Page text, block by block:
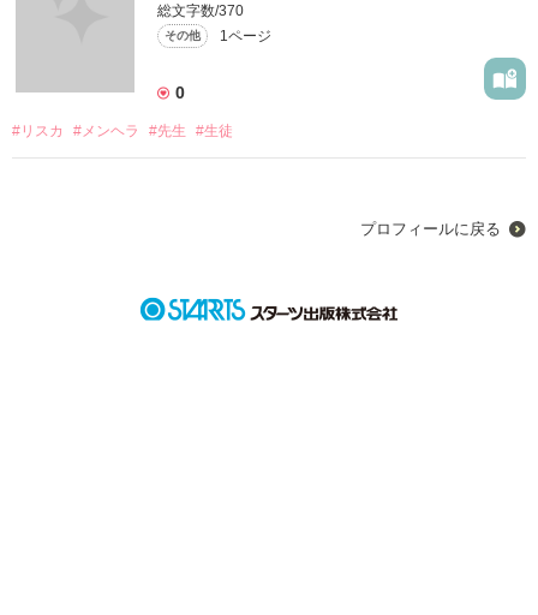
総文字数/370
その他 1ページ
0
#リスカ #メンヘラ #先生 #生徒
プロフィールに戻る